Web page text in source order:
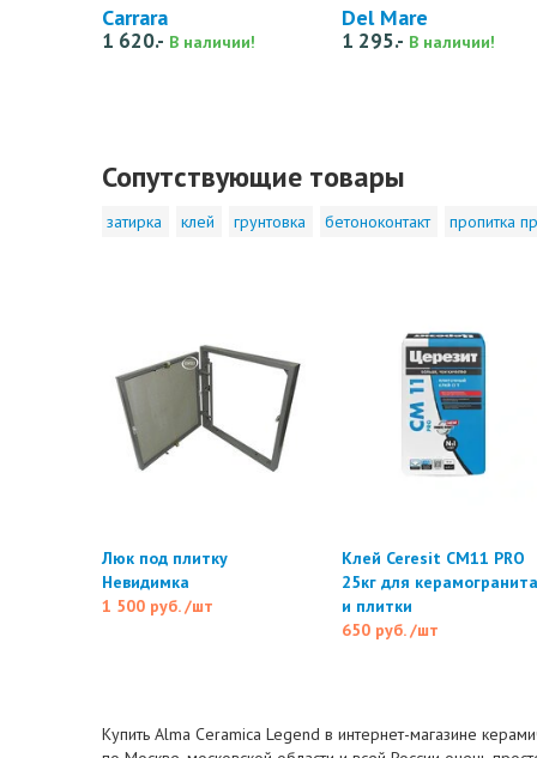
Carrara
1 620.- В наличии!
Del Mare
1 295.- В наличии!
Сопутствующие товары
затирка клей грунтовка бетоноконтакт пропитка
Люк под плитку
Невидимка
1 500 руб./шт
Клей Ceresit CM11 PRO
25кг для керамогранита
и плитки
650 руб./шт
Купить Alma Ceramica Legend в интернет-магазине